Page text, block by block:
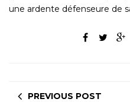
une ardente défenseure de
PREVIOUS POST